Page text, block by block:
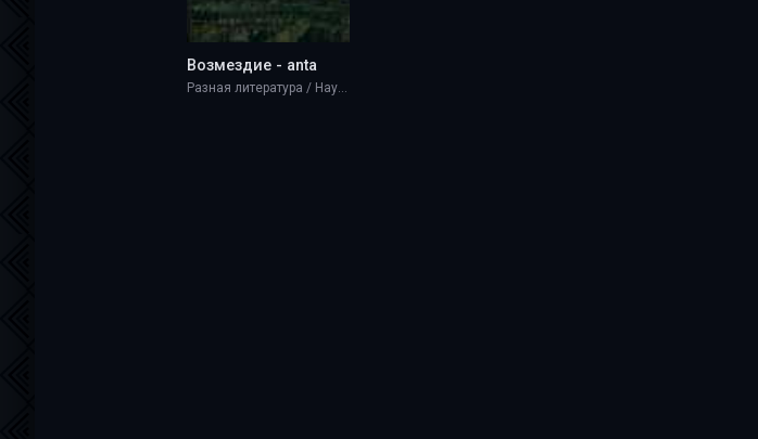
Возмездие - anta
Разная литература / Научная фантастика